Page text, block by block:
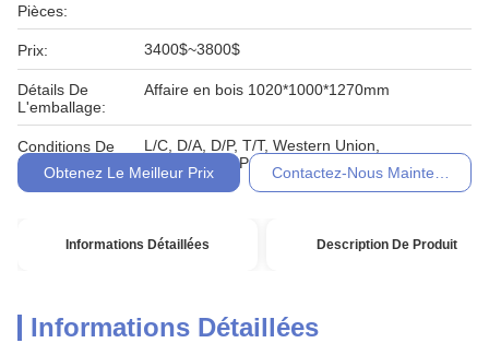
Pièces:
Prix: 3400$~3800$
Détails De
L'emballage:
Affaire en bois 1020*1000*1270mm
Conditions De
Paiement:
L/C, D/A, D/P, T/T, Western Union,
MoneyGram, Paypal
Obtenez Le Meilleur Prix Contactez-Nous Maintenant
Informations Détaillées Description De Produit
Informations Détaillées